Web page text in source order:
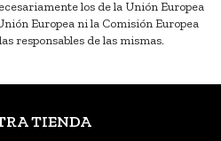
los de la Unión Europea
Europea ni la Comisión Europea
responsables de las mismas.
TIENDA